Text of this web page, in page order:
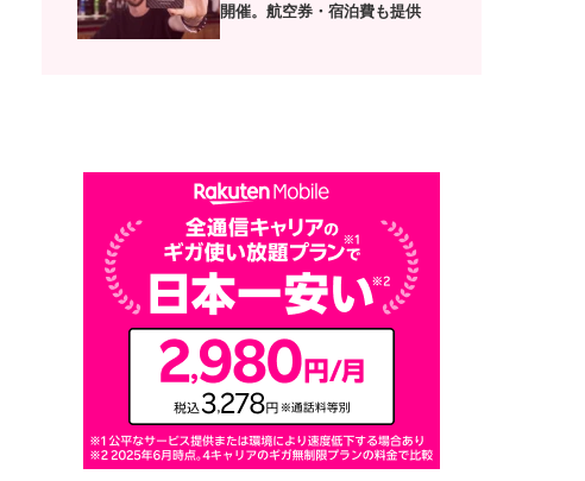
開催。航空券・宿泊費も提供